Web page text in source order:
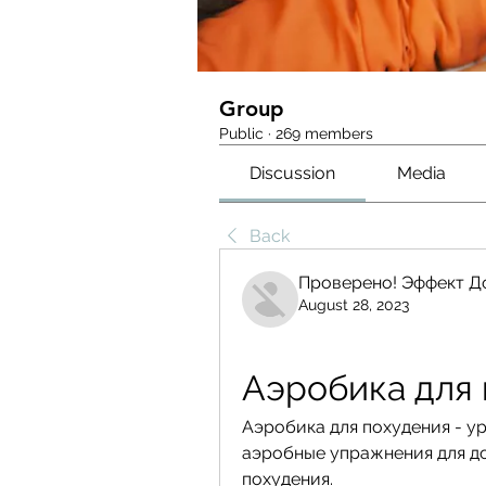
Group
Public · 269 members
Discussion Media
Back
Проверено! Эффект
August 28, 2023
Аэробика для
Аэробика для похудения -
аэробные упражнения для
похудения.